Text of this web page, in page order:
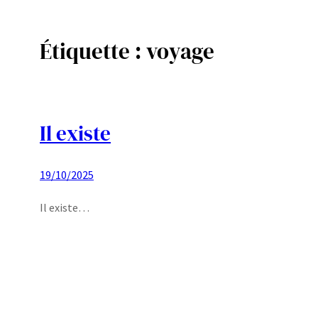
Étiquette :voyage
Il existe
19/10/2025
Il existe…